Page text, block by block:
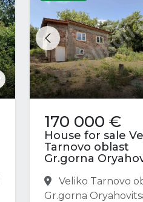
Previous
170 000 €
House for sale
Tarnovo oblast
Gr.gorna
Veliko Tarnovo
Gr.gorna